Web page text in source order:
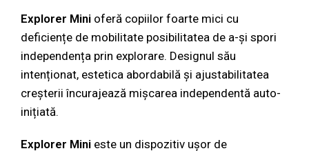
Explorer Mini oferă copiilor foarte mici cu
deficiențe de mobilitate posibilitatea de a-și spori
independența prin explorare. Designul său
intenționat, estetica abordabilă și ajustabilitatea
creșterii încurajează mișcarea independentă auto-
inițiată.
Explorer Mini este un dispozitiv ușor de